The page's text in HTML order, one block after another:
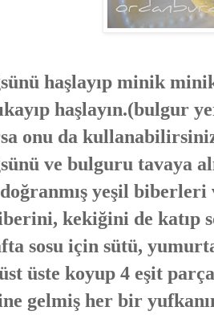
haşlayıp minik
haşlayın.(bulgur
onu da
ve bulguru tavaya
yeşil biberleri
kekiğini de katıp
sosu için sütü,
üste koyup 4 eşit
gelmiş her bir